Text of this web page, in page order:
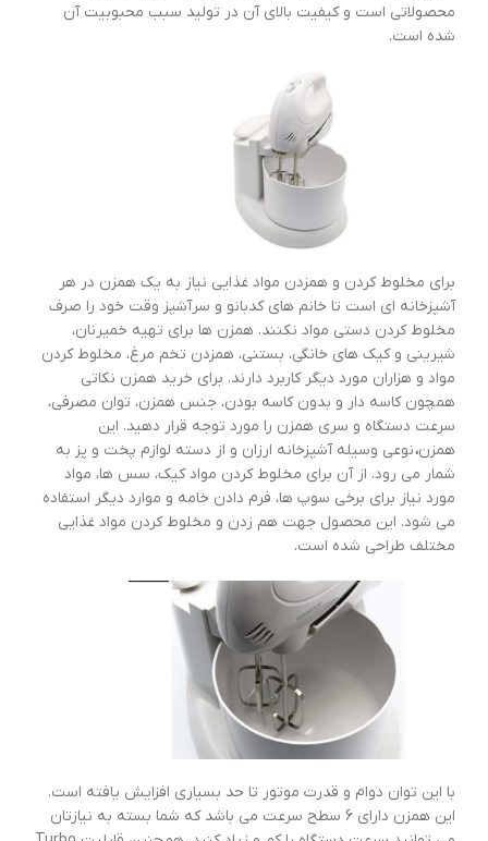
محصولاتی است و کیفیت بالای آن در تولید سبب محبوبیت آن
شده است.
برای مخلوط کردن و همزدن مواد غذایی نیاز به یک همزن در هر
آشپزخانه ای است تا خانم های کدبانو و سرآشپز وقت خود را صرف
مخلوط کردن دستی مواد نکنند. همزن ها برای تهیه خمیرنان،
شیرینی و کیک های خانگی، بستنی، همزدن تخم مرغ، مخلوط کردن
مواد و هزاران مورد دیگر کاربرد دارند. برای خرید همزن نکاتی
همچون کاسه دار و بدون کاسه بودن، جنس همزن، توان مصرفی،
سرعت دستگاه و سری همزن را مورد توجه قرار دهید. این
همزن،نوعی وسیله آشپزخانه ارزان و از دسته لوازم پخت و پز به
شمار می رود. از آن برای مخلوط کردن مواد کیک، سس ها، مواد
مورد نیاز برای برخی سوپ ها، فرم دادن خامه و موارد دیگر استفاده
می شود. این محصول جهت هم زدن و مخلوط کردن مواد غذایی
مختلف طراحی شده است.
با این توان دوام و قدرت موتور تا حد بسیاری افزایش یافته است.
این همزن دارای 6 سطح سرعت می باشد که شما بسته به نیازتان